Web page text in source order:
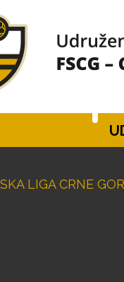
LIGA CRNE